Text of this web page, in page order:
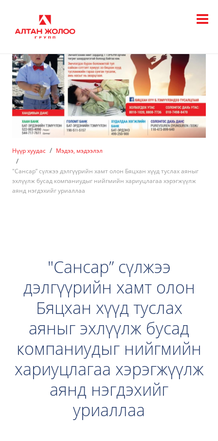
Нүүр хуудас Мэдээ, мэдээлэл
"Сансар” сүлжээ дэлгүүрийн хамт олон Бяцхан хүүд туслах аяныг
эхлүүлж бусад компаниудыг нийгмийн хариуцлагаа хэрэгжүүлж
аянд нэгдэхийг уриаллаа
"Сансар” сүлжээ
дэлгүүрийн хамт олон
Бяцхан хүүд туслах
аяныг эхлүүлж бусад
компаниудыг нийгмийн
хариуцлагаа хэрэгжүүлж
аянд нэгдэхийг
уриаллаа